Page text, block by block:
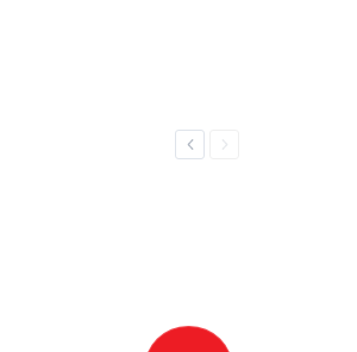
PreviousNext